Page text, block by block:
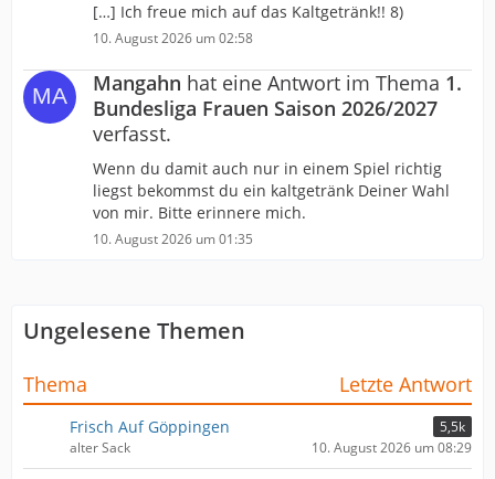
[…] Ich freue mich auf das Kaltgetränk!! 8)
10. August 2026 um 02:58
Mangahn hat eine Antwort im Thema 1.
Bundesliga Frauen Saison 2026/2027
verfasst.
Wenn du damit auch nur in einem Spiel richtig
liegst bekommst du ein kaltgetränk Deiner Wahl
von mir. Bitte erinnere mich.
10. August 2026 um 01:35
Ungelesene Themen
Thema Letzte Antwort
Frisch Auf Göppingen
5,5k
alter Sack
10. August 2026 um 08:29